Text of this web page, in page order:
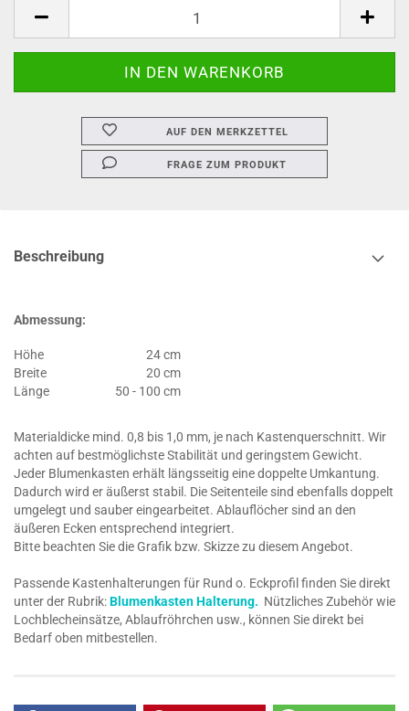
AUF DEN MERKZETTEL
FRAGE ZUM PRODUKT
Beschreibung
Abmessung:
Höhe
24 cm
Breite
20 cm
Länge
50 - 100 cm
Materialdicke mind. 0,8 bis 1,0 mm, je nach Kastenquerschnitt. Wir
achten auf bestmöglichste Stabilität und geringstem Gewicht.
Jeder Blumenkasten erhält längsseitig eine doppelte Umkantung.
Dadurch wird er äußerst stabil. Die Seitenteile sind ebenfalls doppelt
umgelegt und sauber eingearbeitet. Ablauflöcher sind an den
äußeren Ecken entsprechend integriert.
Bitte beachten Sie die Grafik bzw. Skizze zu diesem Angebot.
Passende Kastenhalterungen für Rund o. Eckprofil finden Sie direkt
unter der Rubrik:Blumenkasten Halterung. Nützliches Zubehör wie
Lochblecheinsätze, Ablaufröhrchen usw., können Sie direkt bei
Bedarf oben mitbestellen.